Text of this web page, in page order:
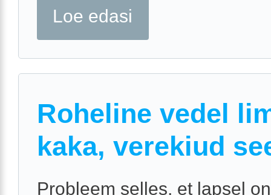
Loe edasi
Roheline vedel
kaka, verekiud
Probleem selles, et lapsel on